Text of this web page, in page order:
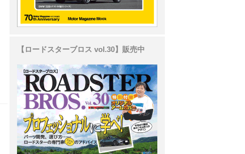
【ロードスターブロス vol.30】販売中